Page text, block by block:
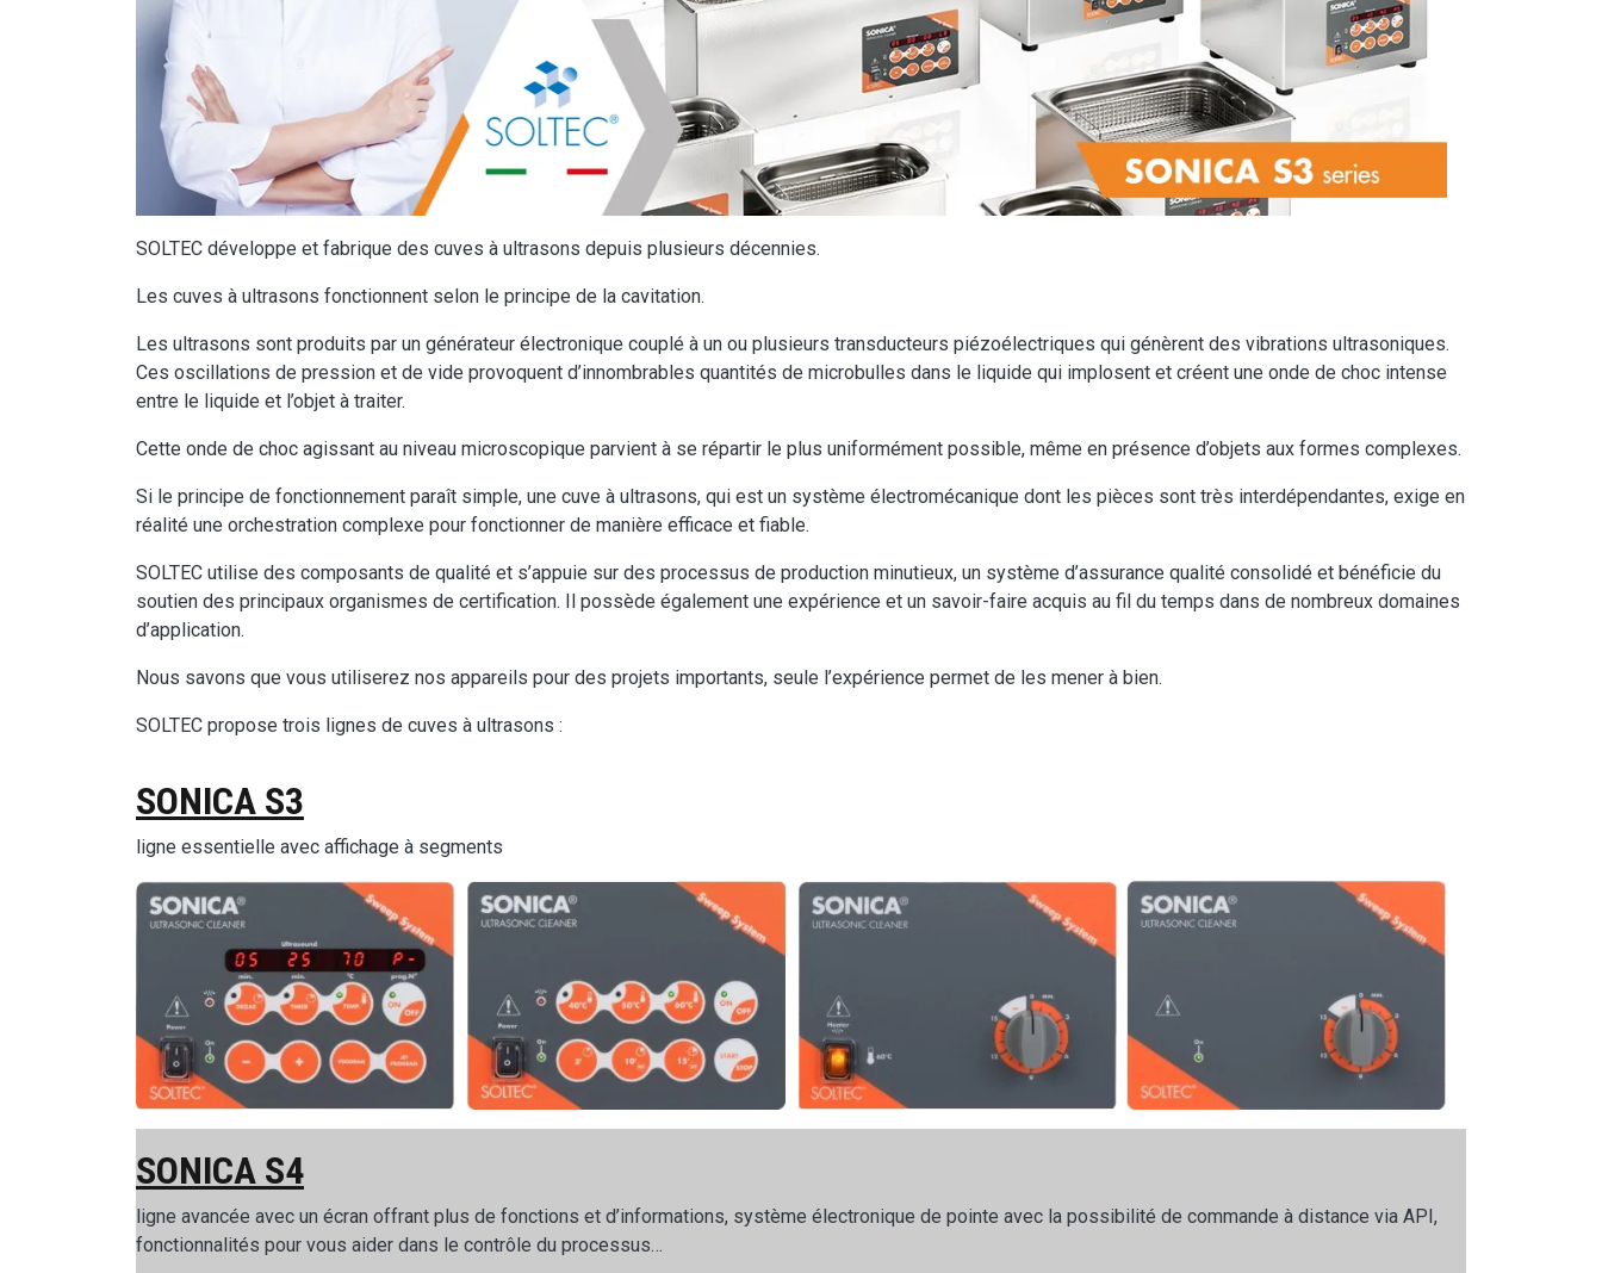
SOLTEC développe et fabrique des cuves à ultrasons depuis plusieurs décennies.
Les cuves à ultrasons fonctionnent selon le principe de la cavitation.
Les ultrasons sont produits par un générateur électronique couplé à un ou plusieurs transducteurs piézoélectriques qui génèrent des vibrations ultrasoniques.
Ces oscillations de pression et de vide provoquent d’innombrables quantités de microbulles dans le liquide qui implosent et créent une onde de choc intense
entre le liquide et l’objet à traiter.
Cette onde de choc agissant au niveau microscopique parvient à se répartir le plus uniformément possible, même en présence d’objets aux formes complexes.
Si le principe de fonctionnement paraît simple, une cuve à ultrasons, qui est un système électromécanique dont les pièces sont très interdépendantes, exige en
réalité une orchestration complexe pour fonctionner de manière efficace et fiable.
SOLTEC utilise des composants de qualité et s’appuie sur des processus de production minutieux, un système d’assurance qualité consolidé et bénéficie du
soutien des principaux organismes de certification. Il possède également une expérience et un savoir-faire acquis au fil du temps dans de nombreux domaines
d’application.
Nous savons que vous utiliserez nos appareils pour des projets importants, seule l’expérience permet de les mener à bien.
SOLTEC propose trois lignes de cuves à ultrasons :
SONICA S3
ligne essentielle avec affichage à segments
Image
SONICA S4
ligne avancée avec un écran offrant plus de fonctions et d’informations, système électronique de pointe avec la possibilité de commande à distance via API,
fonctionnalités pour vous aider dans le contrôle du processus…